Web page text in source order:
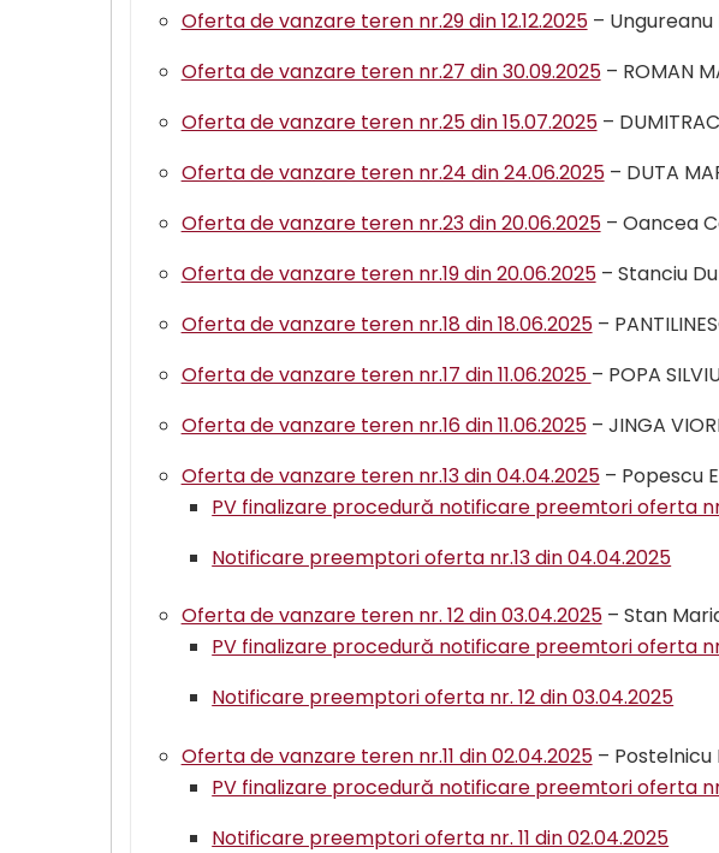
Oferta de vanzare teren nr.29 din 12.12.2025– Ungureanu
Oferta de vanzare teren nr.27 din 30.09.2025– ROMAN
Oferta de vanzare teren nr.25 din 15.07.2025–
Oferta de vanzare teren nr.24 din 24.06.2025– DUTA
Oferta de vanzare teren nr.23 din 20.06.2025– Oancea
Oferta de vanzare teren nr.19 din 20.06.2025– Stanciu
Oferta de vanzare teren nr.18 din 18.06.2025–
Oferta de vanzare teren nr.17 din 11.06.2025 – POPA
Oferta de vanzare teren nr.16 din 11.06.2025– JINGA
Oferta de vanzare teren nr.13 din 04.04.2025– Popescu
PV finalizare procedură notificare preemtori oferta
Notificare preemptori oferta nr.13 din 04.04.2025
Oferta de vanzare teren nr. 12 din 03.04.2025– Stan
PV finalizare procedură notificare preemtori oferta
Notificare preemptori oferta nr. 12 din 03.04.2025
Oferta de vanzare teren nr.11 din 02.04.2025– Postelnicu
PV finalizare procedură notificare preemtori oferta
Notificare preemptori oferta nr. 11 din 02.04.2025